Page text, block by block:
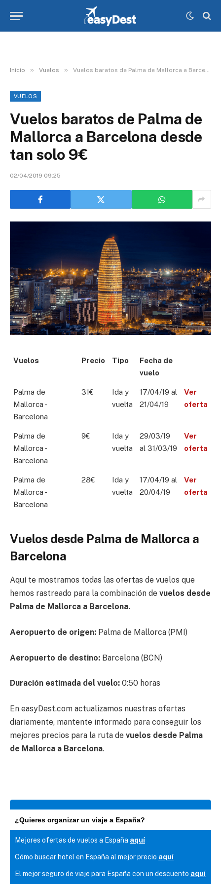
Inicio » Vuelos » Vuelos baratos de Palma de Mallorca a Barcelona desde tan solo 9€
VUELOS
Vuelos baratos de Palma de
Mallorca a Barcelona desde
tan solo 9€
02/04/2019 09:25
Vuelos Precio Tipo
Fecha de
vuelo
Palma de
Mallorca -
Barcelona
31€
Ida y
vuelta
17/04/19 al
21/04/19
Ver
oferta
Palma de
Mallorca -
Barcelona
9€
Ida y
vuelta
29/03/19
al 31/03/19
Ver
oferta
Palma de
Mallorca -
Barcelona
28€
Ida y
vuelta
17/04/19 al
20/04/19
Ver
oferta
Vuelos desde Palma de Mallorca a
Barcelona
Aquí te mostramos todas las ofertas de vuelos que
hemos rastreado para la combinación de vuelos desde
Palma de Mallorca a Barcelona.
Aeropuerto de origen: Palma de Mallorca (PMI)
Aeropuerto de destino: Barcelona (BCN)
Duración estimada del vuelo: 0:50 horas
En easyDest.com actualizamos nuestras ofertas
diariamente, mantente informado para conseguir los
mejores precios para la ruta de vuelos desde Palma
de Mallorca a Barcelona.
¿Quieres organizar un viaje a España?
Mejores ofertas de vuelos a España aquí
Cómo buscar hotel en España al mejor precio aquí
El mejor seguro de viaje para España con un descuento aquí